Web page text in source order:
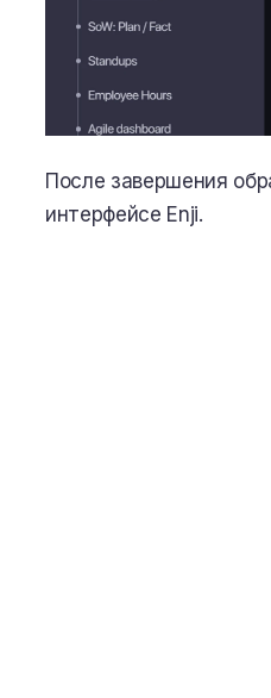
После завершения
интерфейсе Enji.